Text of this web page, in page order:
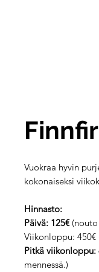
Vuokraa hyvin
kokonaiseksi
Hinnasto:
Päivä: 125€(nouto
Viikonloppu: 450€
Pitkä viikonloppu:
mennessä.)